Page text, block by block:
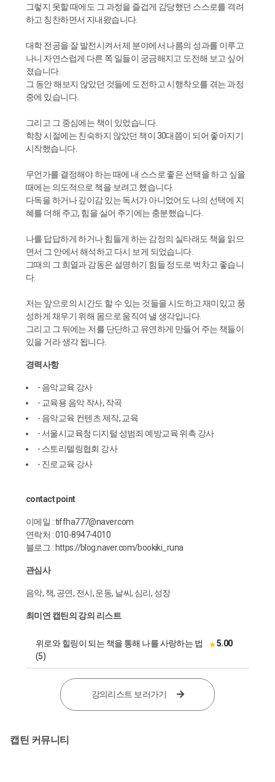
그렇지 못할 때에도 그 과정을 즐겁게 감당했던 스스로를 격려
하고 칭찬하면서 지내왔습니다.
대학 전공을 잘 발전시켜서 제 분야에서 나름의 성과를 이루고
나니 자연스럽게 다른 쪽 일들이 궁금해지고 도전해 보고 싶어
졌습니다.
그 동안 해보지 않았던 것들에 도전하고 시행착오를 겪는 과정
중에 있습니다.
그리고 그 중심에는 책이 있었습니다.
학창 시절에는 친숙하지 않았던 책이 30대쯤이 되어 좋아지기
시작했습니다.
무언가를 결정해야 하는 때에 내 스스로 좋은 선택을 하고 싶을
때에는 의도적으로 책을 보려고 했습니다.
다독을 하거나 깊이감 있는 독서가 아니었어도 나의 선택에 지
혜를 더해 주고, 힘을 실어 주기에는 충분했습니다.
나를 답답하게 하거나 힘들게 하는 감정의 실타래도 책을 읽으
면서 그 안에서 해석하고 다시 보게 되었습니다.
그때의 그 희열과 감동은 설명하기 힘들 정도로 벅차고 좋습니
다.
저는 앞으로의 시간도 할 수 있는 것들을 시도하고 재미있고 풍
성하게 채우기 위해 몸으로 움직여 낼 생각입니다.
그리고 그 뒤에는 저를 단단하고 유연하게 만들어 주는 책들이
있을 거라 생각 됩니다.
경력사항
- 음악교육 강사
- 교육용 음악 작사, 작곡
- 음악교육 컨텐츠 제작, 교육
- 서울시교육청 디지털 성범죄 예방교육 위촉 강사
- 스토리텔링협회 강사
- 진로교육 강사
contact point
이메일 : tiffha777@naver.com
연락처 : 010-8947-4010
블로그 : https://blog.naver.com/bookiki_runa
관심사
음악, 책, 공연, 전시, 운동, 날씨, 심리, 성장
최미연 캡틴의 강의 리스트
위로와 힐링이 되는 책을 통해 나를 사랑하는 법
5.00
(5)
강의리스트 보러가기
캡틴 커뮤니티